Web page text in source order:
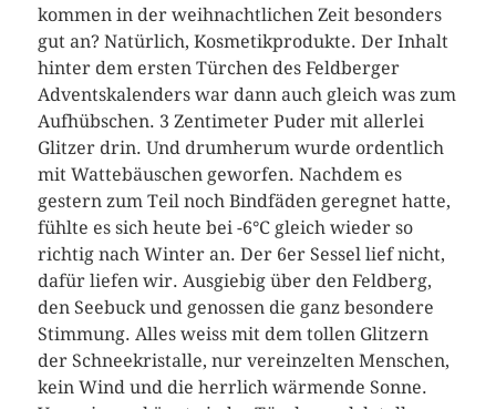
kommen in der weihnachtlichen Zeit besonders
gut an? Natürlich, Kosmetikprodukte. Der Inhalt
hinter dem ersten Türchen des Feldberger
Adventskalenders war dann auch gleich was zum
Aufhübschen. 3 Zentimeter Puder mit allerlei
Glitzer drin. Und drumherum wurde ordentlich
mit Wattebäuschen geworfen. Nachdem es
gestern zum Teil noch Bindfäden geregnet hatte,
fühlte es sich heute bei -6°C gleich wieder so
richtig nach Winter an. Der 6er Sessel lief nicht,
dafür liefen wir. Ausgiebig über den Feldberg,
den Seebuck und genossen die ganz besondere
Stimmung. Alles weiss mit dem tollen Glitzern
der Schneekristalle, nur vereinzelten Menschen,
kein Wind und die herrlich wärmende Sonne.